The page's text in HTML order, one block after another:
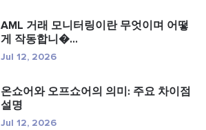
AML 거래 모니터링이란 무엇이며 어떻
게 작동합니�...
Jul 12, 2026
온쇼어와 오프쇼어의 의미: 주요 차이점
설명
Jul 12, 2026